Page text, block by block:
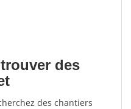
des
des chantiers